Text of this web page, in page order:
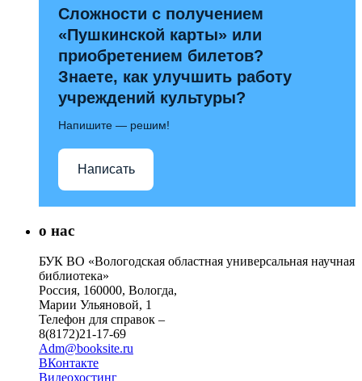
Сложности с получением
«Пушкинской карты» или
приобретением билетов?
Знаете, как улучшить работу
учреждений культуры?
Напишите — решим!
Написать
о нас
БУК ВО «Вологодская областная универсальная научная
библиотека»
Россия, 160000, Вологда,
Марии Ульяновой, 1
Телефон для справок –
8(8172)21-17-69
Adm@booksite.ru
ВКонтакте
Видеохостинг